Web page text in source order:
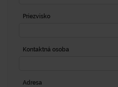
Priezvisko
Kontaktná osoba
Adresa